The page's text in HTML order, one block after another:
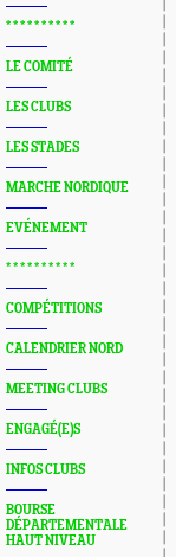
* * * * * * * * * *
LE COMITÉ
LES CLUBS
LES STADES
MARCHE NORDIQUE
EVÉNEMENT
* * * * * * * * * *
COMPÉTITIONS
CALENDRIER NORD
MEETING CLUBS
ENGAGÉ(E)S
INFOS CLUBS
BOURSE
DÉPARTEMENTALE
HAUT NIVEAU